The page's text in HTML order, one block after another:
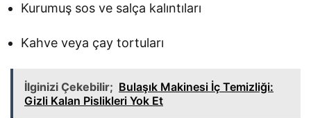
Kurumuş sos ve salça kalıntıları
Kahve veya çay tortuları
İlginizi Çekebilir; Bulaşık Makinesi İç Temizliği:
Gizli Kalan Pislikleri Yok Et